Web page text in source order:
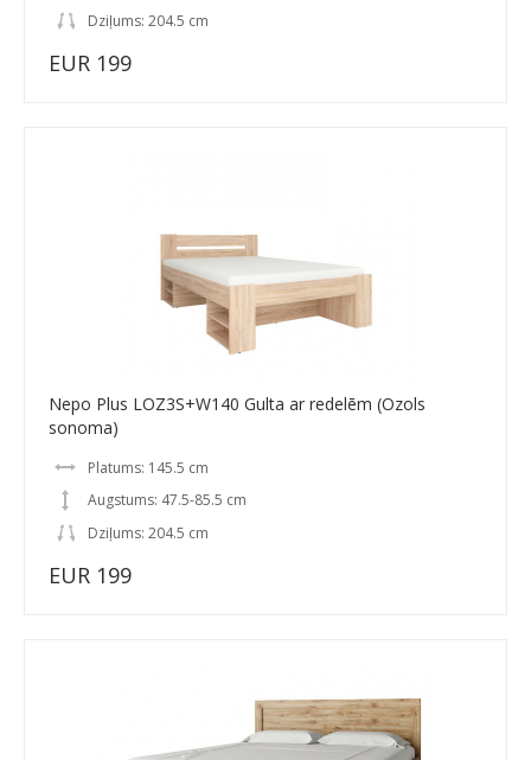
Dziļums: 204.5 cm
EUR 199
Nepo Plus LOZ3S+W140 Gulta ar redelēm (Ozols
sonoma)
Platums: 145.5 cm
Augstums: 47.5-85.5 cm
Dziļums: 204.5 cm
EUR 199